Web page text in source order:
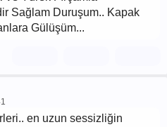
Sağlam Duruşum.. Kapak
Gülüşüm...
en uzun sessizliğin